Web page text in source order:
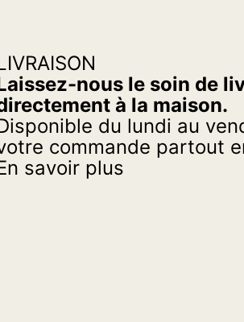
nous le soin de
à la maison.
du lundi au
commande partout
savoir plus